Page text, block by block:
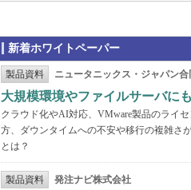
新着ホワイトペーパー
製品資料 ニュータニックス・ジャパン合
大規模環境やファイルサーバに
クラウド化やAI対応、VMware製品のライ
方、ダウンタイムへの不安や移行の複雑さ
とは？
製品資料 発注ナビ株式会社